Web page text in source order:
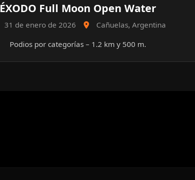
ÉXODO Full Moon Open Water
31 de enero de 2026
Cañuelas, Argentina
Podios por categorías – 1.2 km y 500 m.